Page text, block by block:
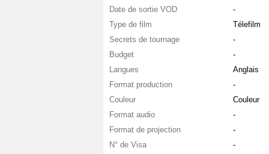
Date de sortie VOD
-
Type de film
Télefilm
Secrets de tournage
-
Budget
-
Langues
Anglais
Format production
-
Couleur
Couleur
Format audio
-
Format de projection
-
N° de Visa
-